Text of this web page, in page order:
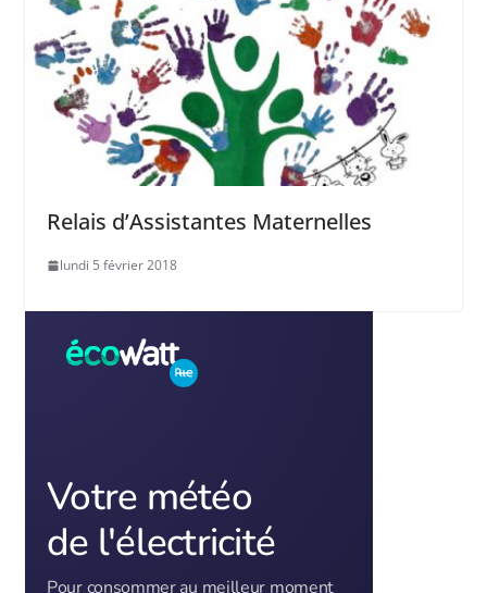
Relais d’Assistantes Maternelles
lundi 5 février 2018